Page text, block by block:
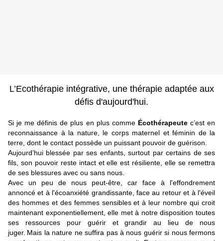
L’Ecothérapie intégrative, une thérapie adaptée aux
défis d'aujourd'hui.
Si je me définis de plus en plus comme Écothérapeutec’est en
reconnaissance à la nature, le corps maternel et féminin de la
terre, dont le contact possède un puissant pouvoir de guérison.
Aujourd’hui blessée par ses enfants, surtout par certains de ses
fils, son pouvoir reste intact et elle est résiliente, elle se remettra
de ses blessures avec ou sans nous.
Avec un peu de nous peut-être, car face à l'effondrement
annoncé et à l'écoanxiété grandissante, face au retour et à l'éveil
des hommes et des femmes sensibles et à leur nombre qui croit
maintenant exponentiellement, elle met à notre disposition toutes
ses ressources pour guérir et grandir au lieu de nous
juger. Mais la nature ne suffira pas à nous guérir si nous fermons